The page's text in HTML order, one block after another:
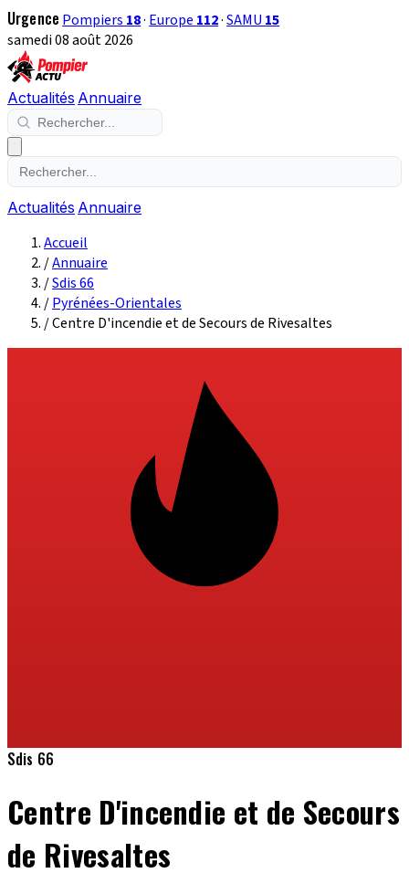
Urgence Pompiers 18· Europe 112·SAMU 15
samedi 08 août 2026
Actualités Annuaire
Actualités Annuaire
Accueil
/Annuaire
/Sdis 66
/Pyrénées-Orientales
/Centre D'incendie et de Secours de Rivesaltes
Sdis 66
Centre D'incendie et de Secours
de Rivesaltes